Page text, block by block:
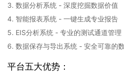
3. 数据分析系统 - 深度挖掘数据价值
4. 智能报表系统 - 一键生成专业报告
5. EIS分析系统 - 专业的测试通道管理
6. 数据保存与导出系统 - 安全可靠的
平台五大优势：